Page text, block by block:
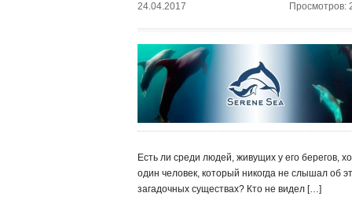
24.04.2017 Просмотров:
Есть ли среди людей, живущих у его берегов,
один человек, который никогда не слышал об
загадочных существах? Кто не видел […]